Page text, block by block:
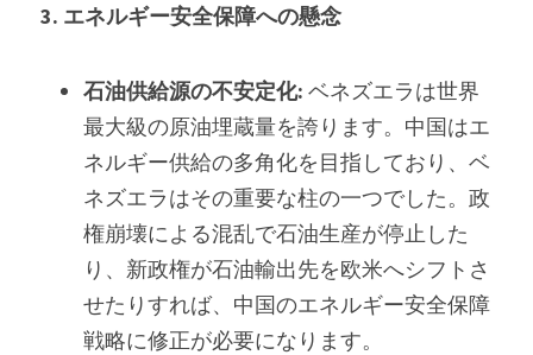
3. エネルギー安全保障への懸念
石油供給源の不安定化: ベネズエラは世界
最大級の原油埋蔵量を誇ります。中国はエ
ネルギー供給の多角化を目指しており、ベ
ネズエラはその重要な柱の一つでした。政
権崩壊による混乱で石油生産が停止した
り、新政権が石油輸出先を欧米へシフトさ
せたりすれば、中国のエネルギー安全保障
戦略に修正が必要になります。